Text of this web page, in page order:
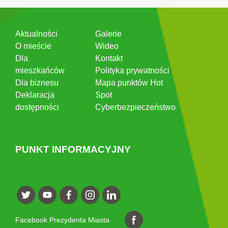
Aktualności
O mieście
Dla
mieszkańców
Dla biznesu
Deklaracja
dostępności
Galerie
Wideo
Kontakt
Polityka prywatności
Mapa punktów Hot
Spot
Cyberbezpieczeństwo
PUNKT INFORMACYJNY
Facebook Prezydenta Miasta